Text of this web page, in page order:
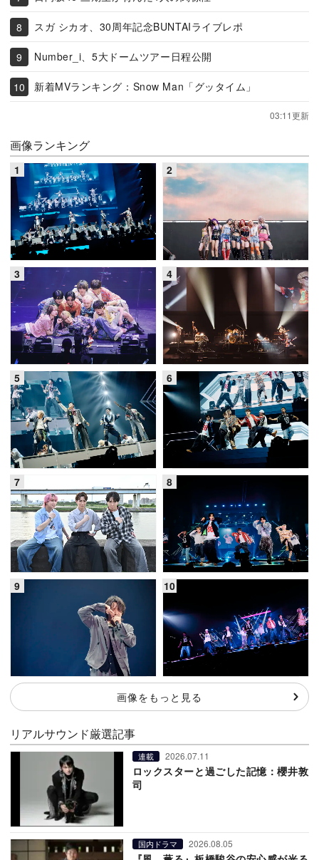
スガ シカオ、30周年記念BUNTAIライブレポ
Number_i、5大ドームツアー日程公開
新着MVランキング：Snow Man「グッタイム」
03:11更新
画像ランキング
画像をもっと見る
リアルサウンド厳選記事
連載 2026.07.11
ロックスターと過ごした記憶：櫻井敦
司
国内ドラマ 2026.08.05